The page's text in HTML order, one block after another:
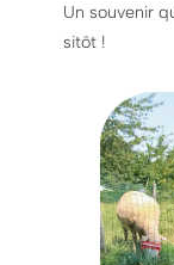
Un souvenir
sitôt !